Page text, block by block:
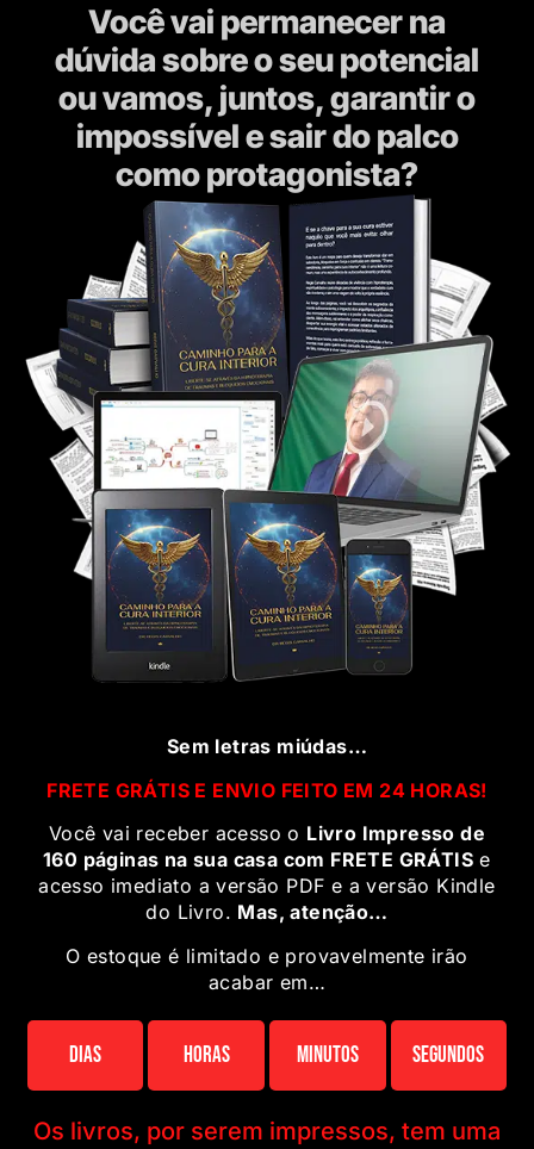
Você vai permanecer na
dúvida sobre o seu potencial
ou vamos, juntos, garantir o
impossível e sair do palco
como protagonista?
Sem letras miúdas…
FRETE GRÁTIS E ENVIO FEITO EM 24 HORAS!
Você vai receber acesso o Livro Impresso de
160 páginas na sua casa com FRETE GRÁTIS e
acesso imediato a versão PDF e a versão Kindle
do Livro. Mas, atenção…
O estoque é limitado e provavelmente irão
acabar em…
Dias Horas Minutos Segundos
Os livros, por serem impressos, tem uma